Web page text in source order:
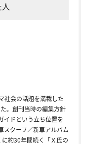
社会の話題を満載した
。創刊当時の編集方針
イドという立ち位置を
スクープ／新車アルバム
約30年間続く「Ｘ氏の